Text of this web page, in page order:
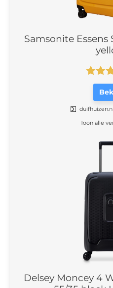
Samsonite
duifhuizen.nl
Toon alle
Delsey Moncey 4